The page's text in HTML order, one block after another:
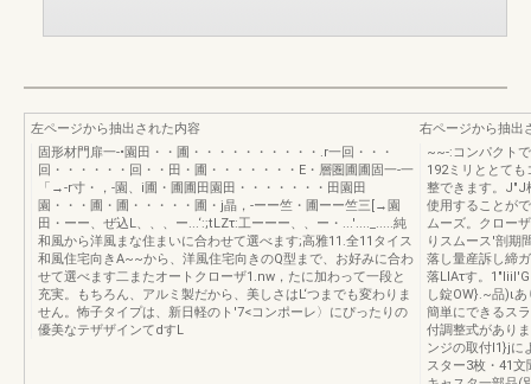
左ページから抽出された内容
固形材門扉一-•園田・・圃・・・・・・・・・・.r一回・・・
回・・・・・・回・・田・圃・・・・・・・E・層圏圃圃固一-一
「→-r寸・，-園、i圃・圃圃田園田・・・・・・・田園田
園・・・圃・圃・・・・・圃・j晶，-ーー竺・圃ーー竺三[→園
田・ーー、ぜ込L、、、ー...‘:;tLZτ:工ーーー、、ー・...'...._.....純
和風から洋風まな住まいに合わせて選べます;高雅11.全11タイス
和風住宅向きA~~から、洋風住宅向きのQ型まで、お好みに合わ
せて選べます二またオートクローザ1.nw，たに加わって一段と
充実。もちろん、アルミ製だから、美しさはL‘つまでも変わりま
せん。怖子タイプは、新日軽のト'7<コンポーレ〉にぴったりの
優美なテザザインてdすL
右ページから抽出
~~-:コンパクト
192ミリととて
整できます。J"J
使用することが
ムーズ。クロー
りスムース'剖期
落し量産訴し締
落LIAτす。
し錠OW}.~品)ι
簡単にできるス
付調整式があり
ンジの取付l1}jに
スター3枚・41